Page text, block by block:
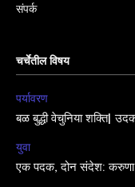
संपर्क
चर्चेतील विषय
पर्यावरण
बळ बुद्धी वेचुनिया शक्ति|
युवा
एक पदक, दोन संदेश: